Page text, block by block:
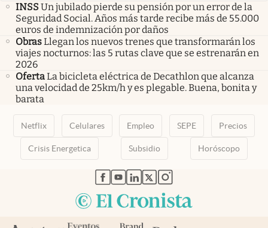
INSSUn jubilado pierde su pensión por un error de la
Seguridad Social. Años más tarde recibe más de 55.000
euros de indemnización por daños
ObrasLlegan los nuevos trenes que transformarán los
viajes nocturnos: las 5 rutas clave que se estrenarán en
2026
OfertaLa bicicleta eléctrica de Decathlon que alcanza
una velocidad de 25km/h y es plegable. Buena, bonita y
barata
Netflix Celulares Empleo SEPE Precios
Crisis Energetica Subsidio Horóscopo
abre en nueva pestaña
abre en nueva pestaña
abre en nueva pestaña
abre en nueva pestaña
abre en nueva pestaña